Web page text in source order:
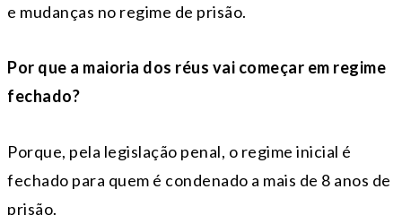
e mudanças no regime de prisão.
Por que a maioria dos réus vai começar em regime
fechado?
Porque, pela legislação penal, o regime inicial é
fechado para quem é condenado a mais de 8 anos de
prisão.